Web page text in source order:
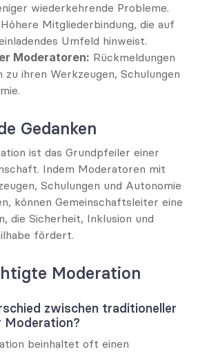
wiederkehrende Probleme.
Höhere Mitgliederbindung, die auf
Umfeld hinweist.
Moderatoren: Rückmeldungen
ihren Werkzeugen, Schulungen
Gedanken
ist das Grundpfeiler einer
Indem Moderatoren mit
Schulungen und Autonomie
können Gemeinschaftsleiter eine
die Sicherheit, Inklusion und
fördert.
Moderation
zwischen traditioneller
Moderation?
beinhaltet oft einen